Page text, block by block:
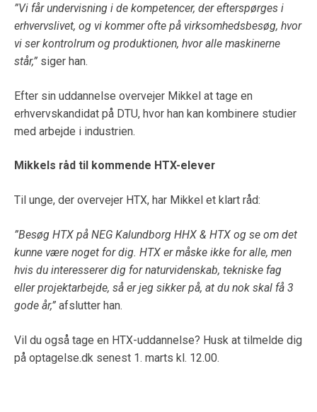
”Vi får undervisning i de kompetencer, der efterspørges i
erhvervslivet, og vi kommer ofte på virksomhedsbesøg, hvor
vi ser kontrolrum og produktionen, hvor alle maskinerne
står,” siger han.
Efter sin uddannelse overvejer Mikkel at tage en
erhvervskandidat på DTU, hvor han kan kombinere studier
med arbejde i industrien.
Mikkels råd til kommende HTX-elever
Til unge, der overvejer HTX, har Mikkel et klart råd:
”Besøg HTX på NEG Kalundborg HHX & HTX og se om det
kunne være noget for dig. HTX er måske ikke for alle, men
hvis du interesserer dig for naturvidenskab, tekniske fag
eller projektarbejde, så er jeg sikker på, at du nok skal få 3
gode år,” afslutter han.
Vil du også tage en HTX-uddannelse? Husk at tilmelde dig
på optagelse.dk senest 1. marts kl. 12.00.